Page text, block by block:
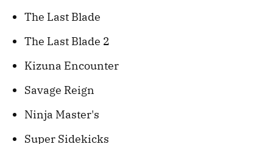
The Last Blade
The Last Blade 2
Kizuna Encounter
Savage Reign
Ninja Master's
Super Sidekicks